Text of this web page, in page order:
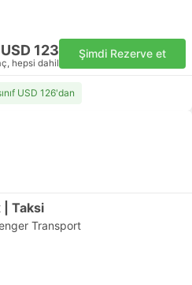
USD 123
hepsi dahil
Şimdi Rezerve et
USD 126'dan
| Taksi
Transport